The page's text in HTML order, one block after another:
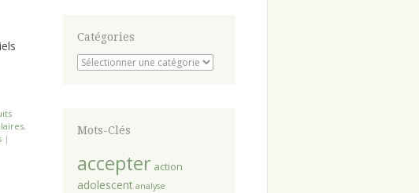
,
|
Catégories
Catégories
Mots-Clés
accepter action
adolescent analyse